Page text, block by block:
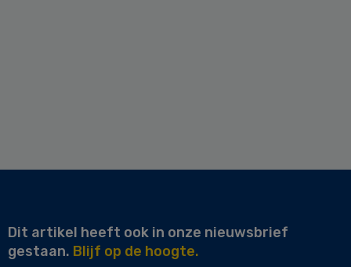
Dit artikel heeft ook in onze nieuwsbrief
gestaan. Blijf op de hoogte.